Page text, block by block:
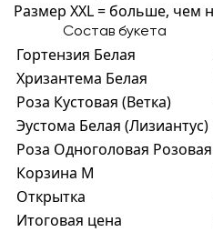
Размер XXL = больше, чем
Состав букета
Гортензия Белая
Хризантема Белая
Роза Кустовая (Ветка)
Эустома Белая (Лизиантус)
Роза Одноголовая Розовая
Корзина M
Открытка
Итоговая цена